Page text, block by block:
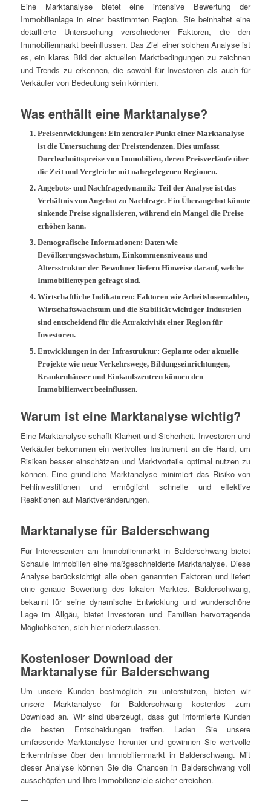
Eine Marktanalyse bietet eine intensive Bewertung der
Immobilienlage in einer bestimmten Region. Sie beinhaltet eine
detaillierte Untersuchung verschiedener Faktoren, die den
Immobilienmarkt beeinflussen. Das Ziel einer solchen Analyse ist
es, ein klares Bild der aktuellen Marktbedingungen zu zeichnen
und Trends zu erkennen, die sowohl für Investoren als auch für
Verkäufer von Bedeutung sein könnten.
Was enthällt eine Marktanalyse?
Preisentwicklungen: Ein zentraler Punkt einer Marktanalyse
ist die Untersuchung der Preistendenzen. Dies umfasst
Durchschnittspreise von Immobilien, deren Preisverläufe über
die Zeit und Vergleiche mit nahegelegenen Regionen.
Angebots- und Nachfragedynamik: Teil der Analyse ist das
Verhältnis von Angebot zu Nachfrage. Ein Überangebot könnte
sinkende Preise signalisieren, während ein Mangel die Preise
erhöhen kann.
Demografische Informationen: Daten wie
Bevölkerungswachstum, Einkommensniveaus und
Altersstruktur der Bewohner liefern Hinweise darauf, welche
Immobilientypen gefragt sind.
Wirtschaftliche Indikatoren: Faktoren wie Arbeitslosenzahlen,
Wirtschaftswachstum und die Stabilität wichtiger Industrien
sind entscheidend für die Attraktivität einer Region für
Investoren.
Entwicklungen in der Infrastruktur: Geplante oder aktuelle
Projekte wie neue Verkehrswege, Bildungseinrichtungen,
Krankenhäuser und Einkaufszentren können den
Immobilienwert beeinflussen.
Warum ist eine Marktanalyse wichtig?
Eine Marktanalyse schafft Klarheit und Sicherheit. Investoren und
Verkäufer bekommen ein wertvolles Instrument an die Hand, um
Risiken besser einschätzen und Marktvorteile optimal nutzen zu
können. Eine gründliche Marktanalyse minimiert das Risiko von
Fehlinvestitionen und ermöglicht schnelle und effektive
Reaktionen auf Marktveränderungen.
Marktanalyse für Balderschwang
Für Interessenten am Immobilienmarkt in Balderschwang bietet
Schaule Immobilien eine maßgeschneiderte Marktanalyse. Diese
Analyse berücksichtigt alle oben genannten Faktoren und liefert
eine genaue Bewertung des lokalen Marktes. Balderschwang,
bekannt für seine dynamische Entwicklung und wunderschöne
Lage im Allgäu, bietet Investoren und Familien hervorragende
Möglichkeiten, sich hier niederzulassen.
Kostenloser Download der
Marktanalyse für Balderschwang
Um unsere Kunden bestmöglich zu unterstützen, bieten wir
unsere Marktanalyse für Balderschwang kostenlos zum
Download an. Wir sind überzeugt, dass gut informierte Kunden
die besten Entscheidungen treffen. Laden Sie unsere
umfassende Marktanalyse herunter und gewinnen Sie wertvolle
Erkenntnisse über den Immobilienmarkt in Balderschwang. Mit
dieser Analyse können Sie die Chancen in Balderschwang voll
ausschöpfen und Ihre Immobilienziele sicher erreichen.
—